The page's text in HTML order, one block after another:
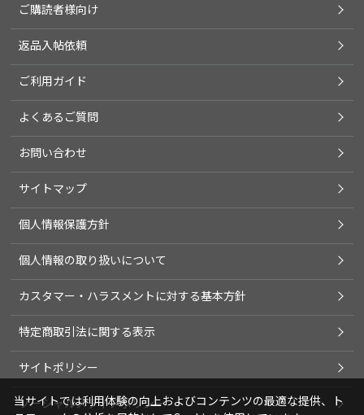
ご購読者様向け
返品入帖依頼
ご利用ガイド
よくあるご質問
お問い合わせ
サイトマップ
個人情報保護方針
個人情報の取り扱いについて
カスタマー・ハラスメントに対する基本方針
特定商取引法に関する表示
サイトポリシー
ソーシャルメディアポリシー
当サイトでは利用体験の向上およびコンテンツの最適な提供、ト